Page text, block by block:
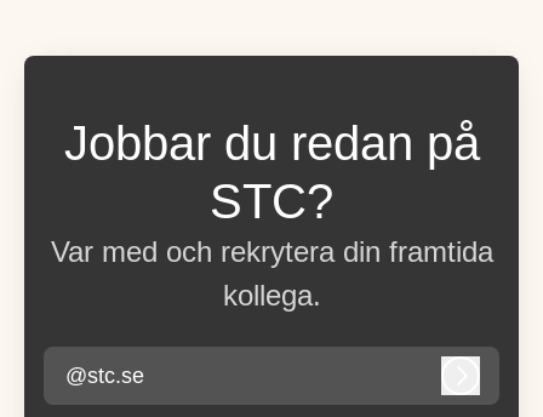
Jobbar du redan på
STC?
Var med och rekrytera din framtida
kollega.
@stc.se